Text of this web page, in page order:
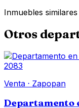
Inmuebles similares
Otros
Venta · Zapopan
Departamento